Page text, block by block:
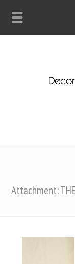
Attachment: